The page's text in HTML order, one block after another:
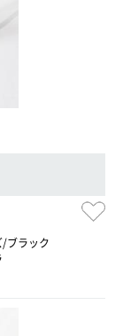
ブラック